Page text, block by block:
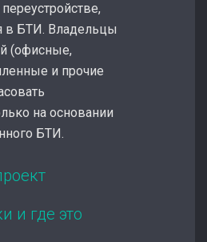
в БТИ. Владельцы
(офисные,
и прочие
на основании
БТИ.
и где это